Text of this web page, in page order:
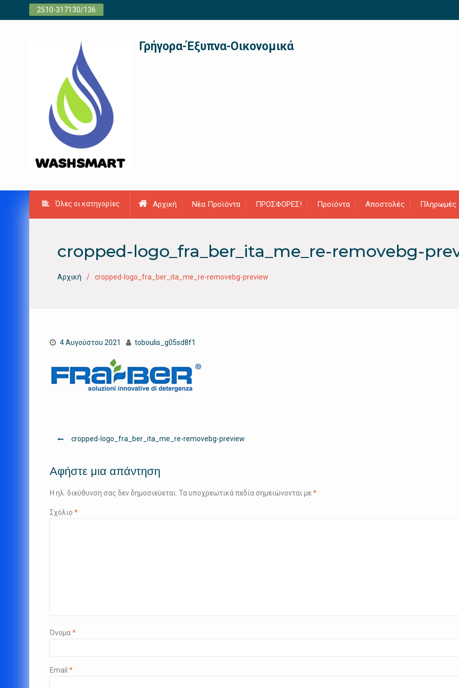
Προχωρήστε
2510-317130/136
Γρήγορα-Έξυπνα-Οικονομικά
Όλες οι κατηγορίες Αρχική Νέα Προϊόντα ΠΡΟΣΦΟΡΕΣ! Προϊόντα Αποστολές Πληρωμές
cropped-logo_fra_ber_ita_me_re-removebg-
Αρχική cropped-logo_fra_ber_ita_me_re-removebg-preview
4 Αυγούστου 2021 toboulis_g05sd8f1
Πλοήγηση
cropped-logo_fra_ber_ita_me_re-removebg-preview
Αφήστε μια απάντηση
Η ηλ. διεύθυνση σας δεν δημοσιεύεται. Τα υποχρεωτικά πεδία σημειώνονται με*
Σχόλιο *
Όνομα*
Email *